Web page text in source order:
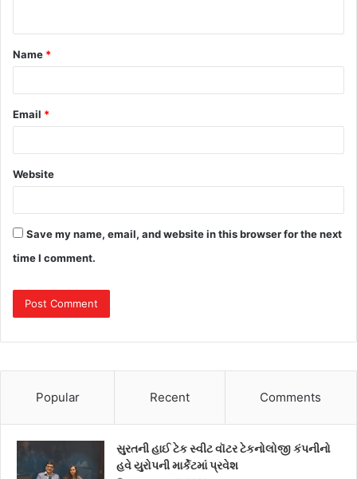
Name *
Email *
Website
Save my name, email, and website in this browser for the next
time I comment.
Popular Recent Comments
સુરતની હાઈ ટેક સ્વીટ વૉટર ટેકનોલોજી કંપનીનો
હવે યુરોપની માર્કેટમાં પ્રવેશ